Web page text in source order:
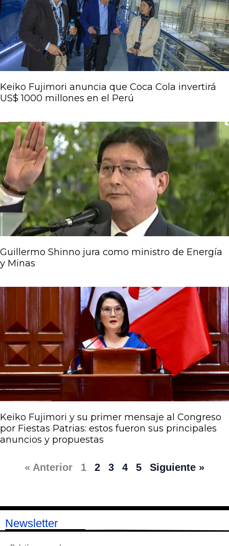
Keiko Fujimori anuncia que Coca Cola invertirá
US$ 1000 millones en el Perú
Guillermo Shinno jura como ministro de Energía
y Minas
Keiko Fujimori y su primer mensaje al Congreso
por Fiestas Patrias: estos fueron sus principales
anuncios y propuestas
« Anterior 1 2 3 4 5 Siguiente »
Newsletter